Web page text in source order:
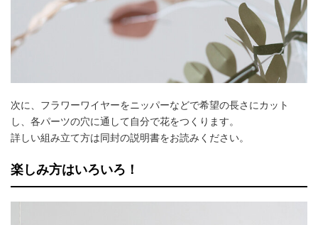
次に、フラワーワイヤーをニッパーなどで希望の長さにカット
し、各パーツの穴に通して自分で花をつくります。
詳しい組み立て方は同封の説明書をお読みください。
楽しみ方はいろいろ！